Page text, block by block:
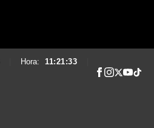
Hora: 11:21:34